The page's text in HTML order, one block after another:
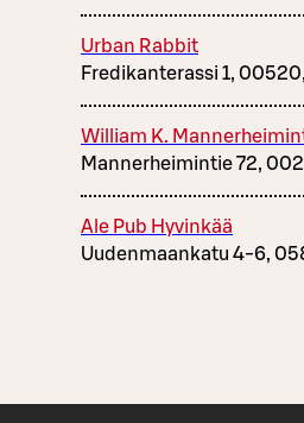
Urban Rabbit
Fredikanterassi 1,
William K.
Mannerheimintie 72,
Ale Pub Hyvinkää
Uudenmaankatu 4-6,